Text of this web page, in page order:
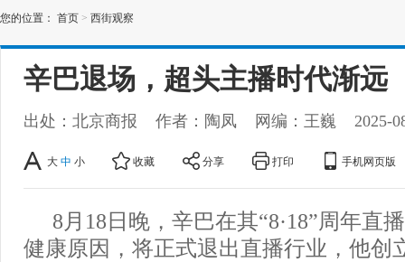
您的位置： 首页 > 西街观察
辛巴退场，超头主播时代渐远
出处：北京商报 作者：陶凤 网编：王巍 2025-
大 中 小 收藏 分享 打印 手机网页版
8月18日晚，辛巴在其“8·18”周年直
健康原因，将正式退出直播行业，他创